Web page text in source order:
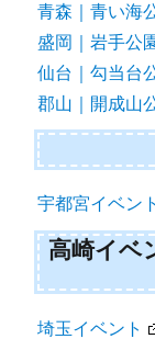
青森｜青い海
盛岡｜岩手公
仙台｜勾当台
郡山｜開成山
宇都宮イベント
高崎イベ
埼玉イベント